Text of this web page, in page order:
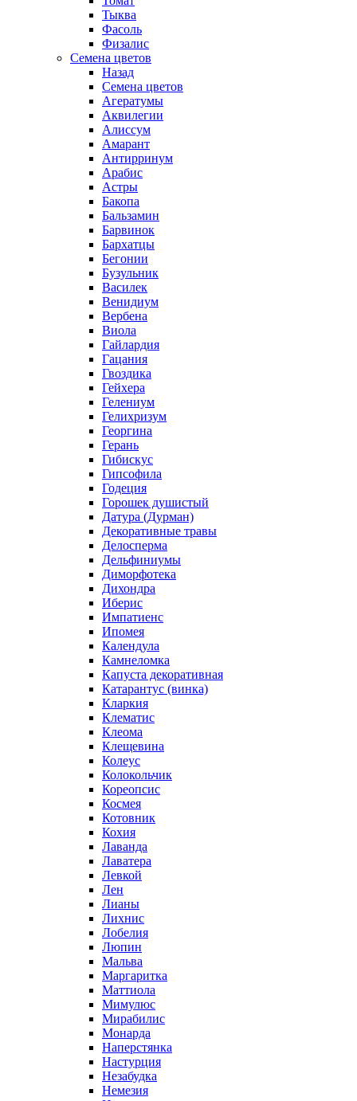
Тыква
Фасоль
Физалис
Семена цветов
Назад
Семена цветов
Агератумы
Аквилегии
Алиссум
Амарант
Антирринум
Арабис
Астры
Бакопа
Бальзамин
Барвинок
Бархатцы
Бегонии
Бузульник
Василек
Венидиум
Вербена
Виола
Гайлардия
Гацания
Гвоздика
Гейхера
Гелениум
Гелихризум
Георгина
Герань
Гибискус
Гипсофила
Годеция
Горошек душистый
Датура (Дурман)
Декоративные травы
Делосперма
Дельфиниумы
Диморфотека
Дихондра
Иберис
Импатиенс
Ипомея
Календула
Камнеломка
Капуста декоративная
Катарантус (винка)
Кларкия
Клематис
Клеома
Клещевина
Колеус
Колокольчик
Кореопсис
Космея
Котовник
Кохия
Лаванда
Лаватера
Левкой
Лен
Лианы
Лихнис
Лобелия
Люпин
Мальва
Маргаритка
Маттиола
Мимулюс
Мирабилис
Монарда
Наперстянка
Настурция
Незабудка
Немезия